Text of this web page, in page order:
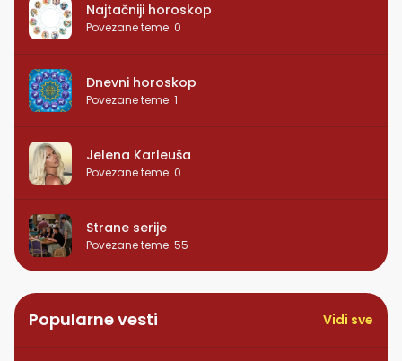
Najtačniji horoskop
Povezane teme: 0
Dnevni horoskop
Povezane teme: 1
Jelena Karleuša
Povezane teme: 0
Strane serije
Povezane teme: 55
Popularne vesti Vidi sve